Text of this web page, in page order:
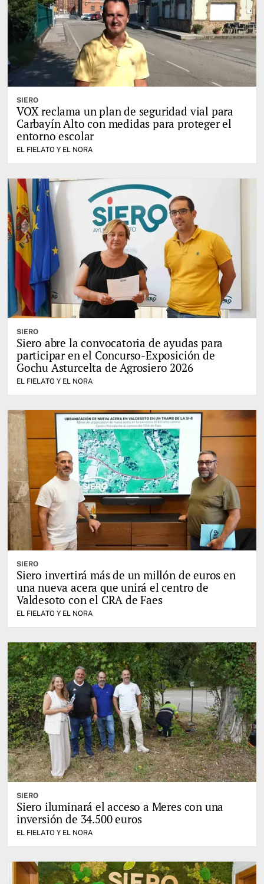
SIERO
VOX reclama un plan de seguridad vial para
Carbayín Alto con medidas para proteger el
entorno escolar
EL FIELATO Y EL NORA
SIERO
Siero abre la convocatoria de ayudas para
participar en el Concurso-Exposición de
Gochu Asturcelta de Agrosiero 2026
EL FIELATO Y EL NORA
SIERO
Siero invertirá más de un millón de euros en
una nueva acera que unirá el centro de
Valdesoto con el CRA de Faes
EL FIELATO Y EL NORA
SIERO
Siero iluminará el acceso a Meres con una
inversión de 34.500 euros
EL FIELATO Y EL NORA